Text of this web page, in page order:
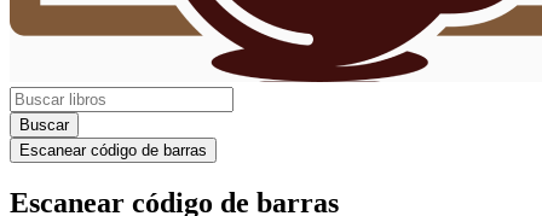
Buscar
Escanear código de barras
Escanear código de barras